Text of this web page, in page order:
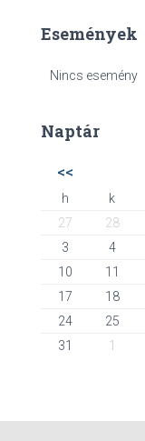
Események
Nincs esemény
Naptár
<<
h k
27
28
3
4
10
11
17
18
24
25
31
1